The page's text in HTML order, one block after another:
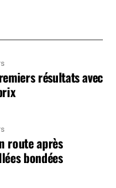
résultats avec
route après
bondées